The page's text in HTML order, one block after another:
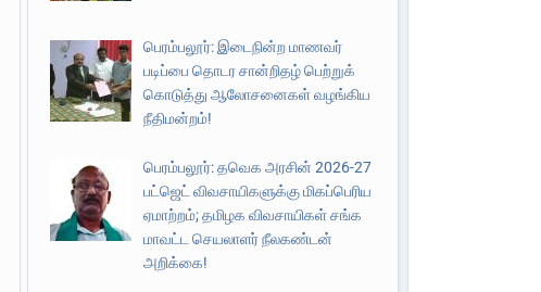
பெரம்பலூர்: இடைநின்ற மாணவர்
படிப்பை தொடர சான்றிதழ் பெற்றுக்
கொடுத்து ஆலோசனைகள் வழங்கிய
நீதிமன்றம்!
பெரம்பலூர்: தவெக அரசின் 2026-27
பட்ஜெட் விவசாயிகளுக்கு மிகப்பெரிய
ஏமாற்றம்; தமிழக விவசாயிகள் சங்க
மாவட்ட செயலாளர் நீலகண்டன்
அறிக்கை!